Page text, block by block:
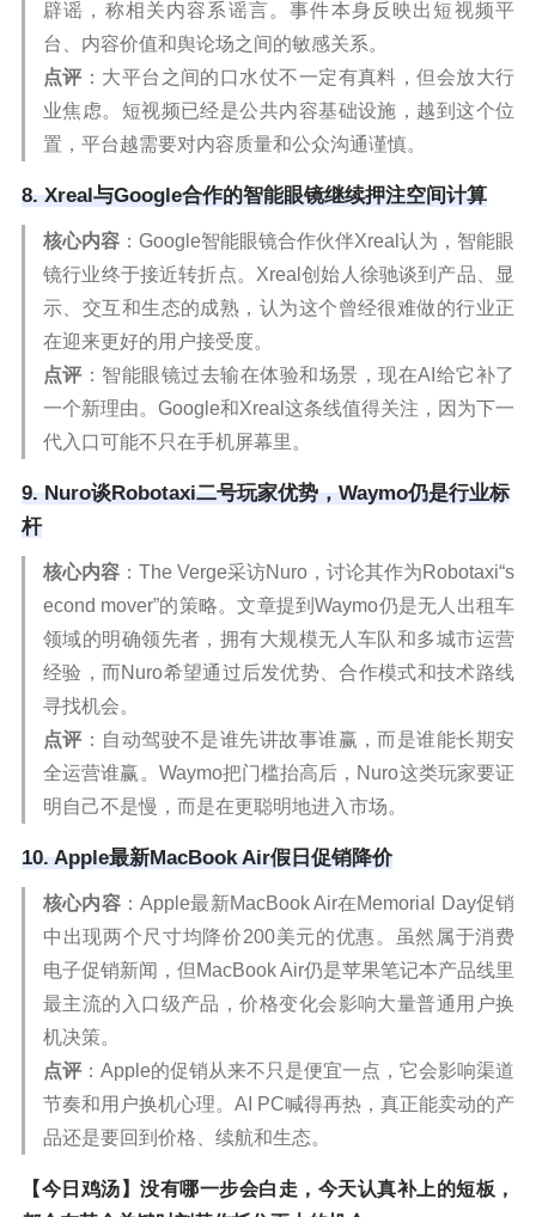
辟谣，称相关内容系谣言。事件本身反映出短视频平
台、内容价值和舆论场之间的敏感关系。
点评 ：大平台之间的口水仗不一定有真料，但会放大行
业焦虑。短视频已经是公共内容基础设施，越到这个位
置，平台越需要对内容质量和公众沟通谨慎。
8. Xreal与Google合作的智能眼镜继续押注空间计算
核心内容 ：Google智能眼镜合作伙伴Xreal认为，智能眼
镜行业终于接近转折点。Xreal创始人徐驰谈到产品、显
示、交互和生态的成熟，认为这个曾经很难做的行业正
在迎来更好的用户接受度。
点评 ：智能眼镜过去输在体验和场景，现在AI给它补了
一个新理由。Google和Xreal这条线值得关注，因为下一
代入口可能不只在手机屏幕里。
9. Nuro谈Robotaxi二号玩家优势，Waymo仍是行业标
杆
核心内容 ：The Verge采访Nuro，讨论其作为Robotaxi“s
econd mover”的策略。文章提到Waymo仍是无人出租车
领域的明确领先者，拥有大规模无人车队和多城市运营
经验，而Nuro希望通过后发优势、合作模式和技术路线
寻找机会。
点评 ：自动驾驶不是谁先讲故事谁赢，而是谁能长期安
全运营谁赢。Waymo把门槛抬高后，Nuro这类玩家要证
明自己不是慢，而是在更聪明地进入市场。
10. Apple最新MacBook Air假日促销降价
核心内容：Apple最新MacBook Air在Memorial Day促销
中出现两个尺寸均降价200美元的优惠。虽然属于消费
电子促销新闻，但MacBook Air仍是苹果笔记本产品线里
最主流的入口级产品，价格变化会影响大量普通用户换
机决策。
点评 ：Apple的促销从来不只是便宜一点，它会影响渠道
节奏和用户换机心理。AI PC喊得再热，真正能卖动的产
品还是要回到价格、续航和生态。
【今日鸡汤】没有哪一步会白走，今天认真补上的短板，